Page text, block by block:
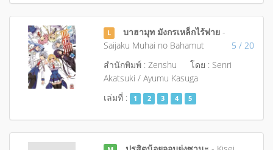
L บาฮามุท มังกรเหล็กไร้พ่าย -
Saijaku Muhai no Bahamut
5 / 20
สำนักพิมพ์ : Zenshu
โดย : Senri
Akatsuki / Ayumu Kasuga
เล่มที่ :
1 2 3 4 5